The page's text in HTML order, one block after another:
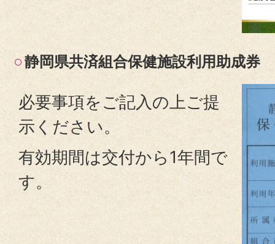
静岡県共済組合保健施設利用助成券
必要事項をご記入の上ご提
示ください。
有効期間は交付から1年間で
す。